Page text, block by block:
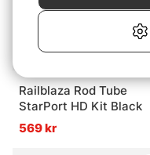
Railblaza Rod Tube
StarPort HD Kit Black
569 kr